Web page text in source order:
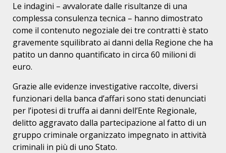
Le indagini – avvalorate dalle risultanze di una
complessa consulenza tecnica – hanno dimostrato
come il contenuto negoziale dei tre contratti è stato
gravemente squilibrato ai danni della Regione che ha
patito un danno quantificato in circa 60 milioni di
euro.
Grazie alle evidenze investigative raccolte, diversi
funzionari della banca d’affari sono stati denunciati
per l’ipotesi di truffa ai danni dell’Ente Regionale,
delitto aggravato dalla partecipazione al fatto di un
gruppo criminale organizzato impegnato in attività
criminali in più di uno Stato.